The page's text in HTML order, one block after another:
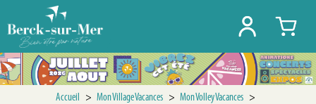
Accueil > Mon Village Vacances > Mon Volley Vacances >